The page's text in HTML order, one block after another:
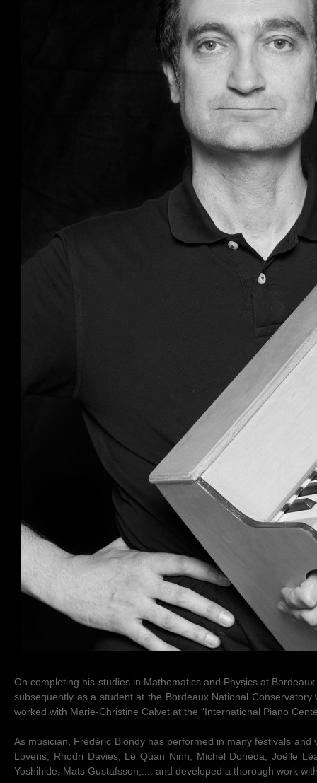
On completing his studies in Mathematics and Physics at
subsequently as a student at the Bordeaux National
worked with Marie-Christine Calvet at the “International Piano
As musician, Frédéric Blondy has performed in many festivals
Lovens, Rhodri Davies, Lê Quan Ninh, Michel Doneda, Joëlle
Yoshihide, Mats Gustafsson,.... and developed a thorough work